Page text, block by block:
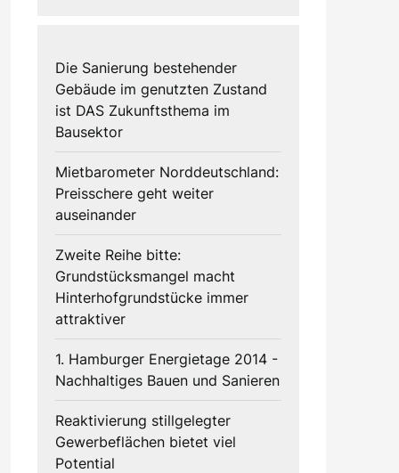
Die Sanierung bestehender
Gebäude im genutzten Zustand
ist DAS Zukunftsthema im
Bausektor
Mietbarometer Norddeutschland:
Preisschere geht weiter
auseinander
Zweite Reihe bitte:
Grundstücksmangel macht
Hinterhofgrundstücke immer
attraktiver
1. Hamburger Energietage 2014 -
Nachhaltiges Bauen und Sanieren
Reaktivierung stillgelegter
Gewerbeflächen bietet viel
Potential